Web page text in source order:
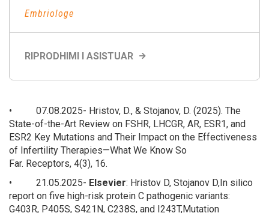
Embriologe
RIPRODHIMI I ASISTUAR
• 07.08.2025- Hristov, D., & Stojanov, D. (2025). The
State-of-the-Art Review on FSHR, LHCGR, AR, ESR1, and
ESR2 Key Mutations and Their Impact on the Effectiveness
of Infertility Therapies—What We Know So
Far. Receptors, 4(3), 16.
• 21.05.2025- Elsevier: Hristov D, Stojanov D,In silico
report on five high-risk protein C pathogenic variants:
G403R, P405S, S421N, C238S, and I243T,Mutation